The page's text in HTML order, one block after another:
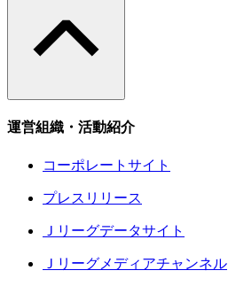
運営組織・活動紹介
コーポレートサイト
プレスリリース
Ｊリーグデータサイト
Ｊリーグメディアチャンネル